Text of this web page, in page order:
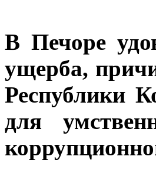
В Печоре
ущерба,
Республики
для